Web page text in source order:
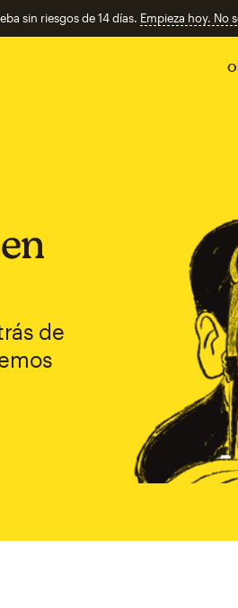
sin riesgos de 14 días. Empieza hoy. No
de